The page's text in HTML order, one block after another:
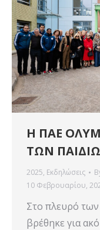
Η ΠΑΕ
ΤΩΝ
2025, Εκδηλώσεις
10 Φεβρουαρίου,
Στο πλευρό
βρέθηκε για